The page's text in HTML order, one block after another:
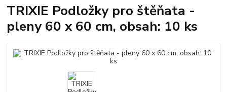
TRIXIE Podložky pro štěňata -
pleny 60 x 60 cm, obsah: 10 ks